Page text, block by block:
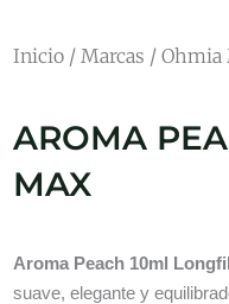
Inicio / Marcas / Ohmia
AROMA
MAX
Aroma Peach 10ml
suave, elegante y